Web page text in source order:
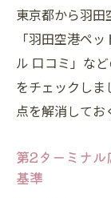
東京都から羽田
「羽田空港ペ
ル 口コミ」な
をチェックし
点を解消してお
第2ターミナ
基準